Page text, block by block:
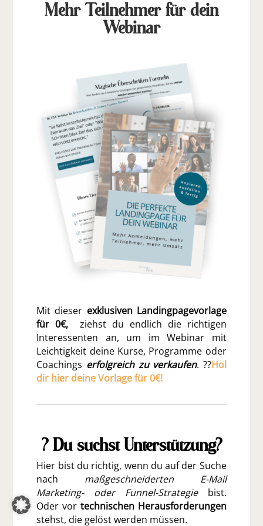
Mehr Teilnehmer für dein
Webinar
Mit dieser exklusiven Landingpagevorlage
für 0€, ziehst du endlich die richtigen
Interessenten an, um im Webinar mit
Leichtigkeit deine Kurse, Programme oder
Coachings erfolgreich zu verkaufen. ??Hol
dir hier deine Vorlage für 0€!
? Du suchst Unterstützung?
Hier bist du richtig, wenn du auf der Suche
nach maßgeschneiderten E-Mail
Marketing- oder Funnel-Strategiebist.
Oder vor technischen Herausforderungen
stehst, die gelöst werden müssen.